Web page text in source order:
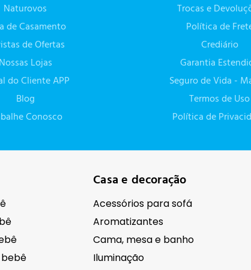
Naturovos
de Casamento
de Ofertas
Nossas Lojas
do Cliente APP
Blog
Conosco
Trocas e
Política de
Crediário
Garantia
Seguro de Vida -
Termos de Uso
Política de
Casa e decoração
Acessórios para sofá
Aromatizantes
Cama, mesa e banho
Iluminação